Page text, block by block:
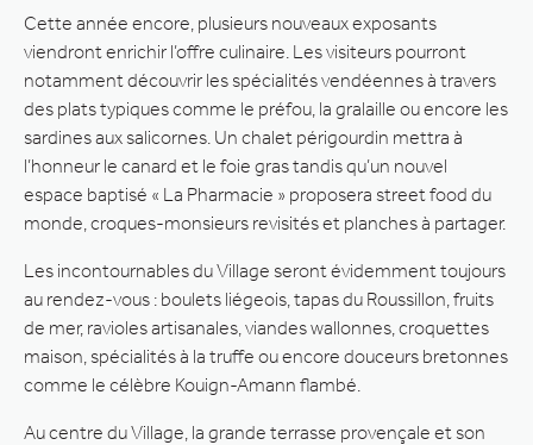
Cette année encore, plusieurs nouveaux exposants
viendront enrichir l’offre culinaire. Les visiteurs pourront
notamment découvrir les spécialités vendéennes à travers
des plats typiques comme le préfou, la gralaille ou encore les
sardines aux salicornes. Un chalet périgourdin mettra à
l’honneur le canard et le foie gras tandis qu’un nouvel
espace baptisé « La Pharmacie » proposera street food du
monde, croques-monsieurs revisités et planches à partager.
Les incontournables du Village seront évidemment toujours
au rendez-vous : boulets liégeois, tapas du Roussillon, fruits
de mer, ravioles artisanales, viandes wallonnes, croquettes
maison, spécialités à la truffe ou encore douceurs bretonnes
comme le célèbre Kouign-Amann flambé.
Au centre du Village, la grande terrasse provençale et son